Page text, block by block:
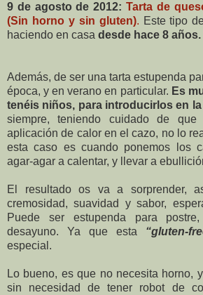
9 de agosto de 2012: Tarta de
(Sin horno y sin gluten). Este tipo
haciendo en casa desde hace 8 años.
Además, de ser una tarta estupenda
época, y en verano en particular. Es
tenéis niños, para introducirlos en
siempre, teniendo cuidado de
aplicación de calor en el cazo, no lo
esta caso es cuando ponemos los
agar-agar a calentar, y llevar a
El resultado os va a sorprender,
cremosidad, suavidad y sabor,
Puede ser estupenda para
desayuno. Ya que esta “gluten-
especial.
Lo bueno, es que no necesita horno,
sin necesidad de tener robot de